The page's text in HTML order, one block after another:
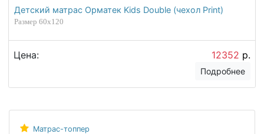
Детский матрас Орматек Kids Double (чехол Print)
Размер 60х120
Цена: 12352 р.
Подробнее
Матрас-топпер